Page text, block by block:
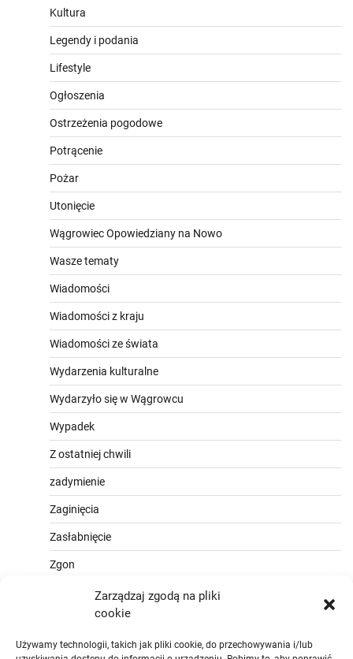
Zarządzaj zgodą na pliki
cookie
Używamy technologii, takich jak pliki cookie, do przechowywania i/lub
Kultura
Legendy i podania
Lifestyle
Ogłoszenia
Ostrzeżenia pogodowe
Potrącenie
Pożar
Utonięcie
Wągrowiec Opowiedziany na Nowo
Wasze tematy
Wiadomości
Wiadomości z kraju
Wiadomości ze świata
Wydarzenia kulturalne
Wydarzyło się w Wągrowcu
Wypadek
Z ostatniej chwili
zadymienie
Zaginięcia
Zasłabnięcie
Zgon